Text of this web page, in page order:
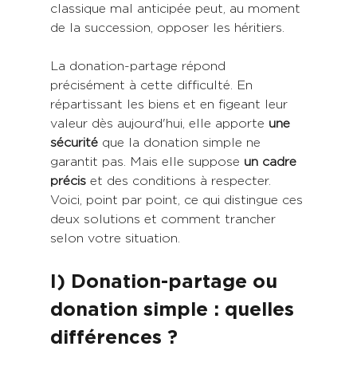
classique mal anticipée peut, au moment
de la succession, opposer les héritiers.
La donation-partage répond
précisément à cette difficulté. En
répartissant les biens et en figeant leur
valeur dès aujourd'hui, elle apporte une
sécurité que la donation simple ne
garantit pas. Mais elle suppose un cadre
précis et des conditions à respecter.
Voici, point par point, ce qui distingue ces
deux solutions et comment trancher
selon votre situation.
I) Donation-partage ou
donation simple : quelles
différences ?